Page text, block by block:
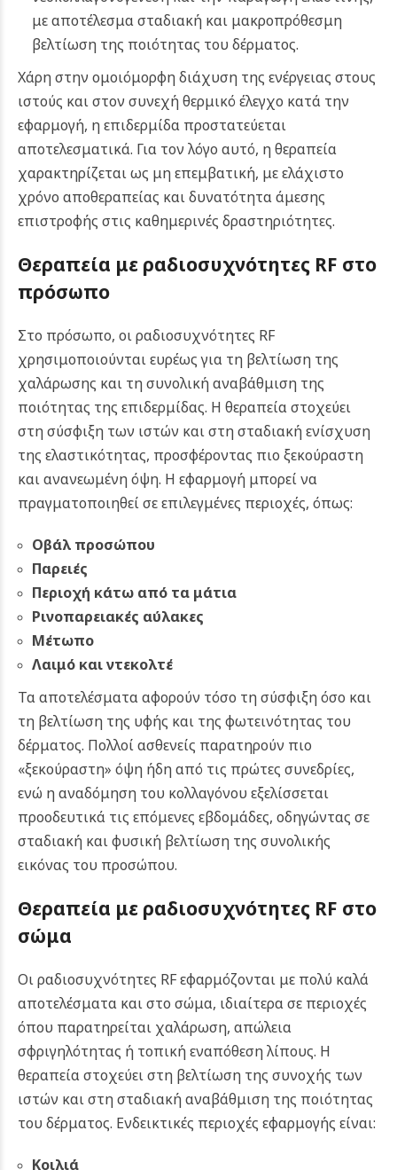
με αποτέλεσμα σταδιακή και μακροπρόθεσμη
βελτίωση της ποιότητας του δέρματος.
Χάρη στην ομοιόμορφη διάχυση της ενέργειας στους
ιστούς και στον συνεχή θερμικό έλεγχο κατά την
εφαρμογή, η επιδερμίδα προστατεύεται
αποτελεσματικά. Για τον λόγο αυτό, η θεραπεία
χαρακτηρίζεται ως μη επεμβατική, με ελάχιστο
χρόνο αποθεραπείας και δυνατότητα άμεσης
επιστροφής στις καθημερινές δραστηριότητες.
Θεραπεία με ραδιοσυχνότητες RF στο
πρόσωπο
Στο πρόσωπο, οι ραδιοσυχνότητες RF
χρησιμοποιούνται ευρέως για τη βελτίωση της
χαλάρωσης και τη συνολική αναβάθμιση της
ποιότητας της επιδερμίδας. Η θεραπεία στοχεύει
στη σύσφιξη των ιστών και στη σταδιακή ενίσχυση
της ελαστικότητας, προσφέροντας πιο ξεκούραστη
και ανανεωμένη όψη. Η εφαρμογή μπορεί να
πραγματοποιηθεί σε επιλεγμένες περιοχές, όπως:
Οβάλ προσώπου
Παρειές
Περιοχή κάτω από τα μάτια
Ρινοπαρειακές αύλακες
Μέτωπο
Λαιμό και ντεκολτέ
Τα αποτελέσματα αφορούν τόσο τη σύσφιξη όσο και
τη βελτίωση της υφής και της φωτεινότητας του
δέρματος. Πολλοί ασθενείς παρατηρούν πιο
«ξεκούραστη» όψη ήδη από τις πρώτες συνεδρίες,
ενώ η αναδόμηση του κολλαγόνου εξελίσσεται
προοδευτικά τις επόμενες εβδομάδες, οδηγώντας σε
σταδιακή και φυσική βελτίωση της συνολικής
εικόνας του προσώπου.
Θεραπεία με ραδιοσυχνότητες RF στο
σώμα
Οι ραδιοσυχνότητες RF εφαρμόζονται με πολύ καλά
αποτελέσματα και στο σώμα, ιδιαίτερα σε περιοχές
όπου παρατηρείται χαλάρωση, απώλεια
σφριγηλότητας ή τοπική εναπόθεση λίπους. Η
θεραπεία στοχεύει στη βελτίωση της συνοχής των
ιστών και στη σταδιακή αναβάθμιση της ποιότητας
του δέρματος. Ενδεικτικές περιοχές εφαρμογής είναι:
Κοιλιά